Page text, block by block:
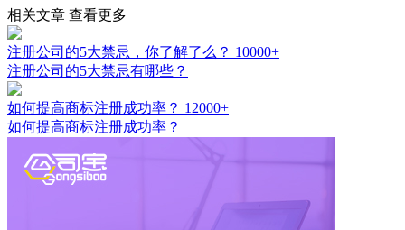
相关文章 查看更多
注册公司的5大禁忌，你了解了么？ 10000+
注册公司的5大禁忌有哪些？
如何提高商标注册成功率？ 12000+
如何提高商标注册成功率？